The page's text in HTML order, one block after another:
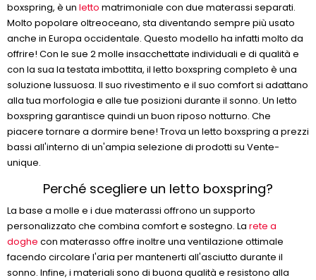
boxspring, è un letto matrimoniale con due materassi separati.
Molto popolare oltreoceano, sta diventando sempre più usato
anche in Europa occidentale. Questo modello ha infatti molto da
offrire! Con le sue 2 molle insacchettate individuali e di qualità e
con la sua la testata imbottita, il letto boxspring completo è una
soluzione lussuosa. Il suo rivestimento e il suo comfort si adattano
alla tua morfologia e alle tue posizioni durante il sonno. Un letto
boxspring garantisce quindi un buon riposo notturno. Che
piacere tornare a dormire bene! Trova un letto boxspring a prezzi
bassi all'interno di un'ampia selezione di prodotti su Vente-
unique.
Perché scegliere un letto boxspring?
La base a molle e i due materassi offrono un supporto
personalizzato che combina comfort e sostegno. La rete a
doghe con materasso offre inoltre una ventilazione ottimale
facendo circolare l'aria per mantenerti all'asciutto durante il
sonno. Infine, i materiali sono di buona qualità e resistono alla